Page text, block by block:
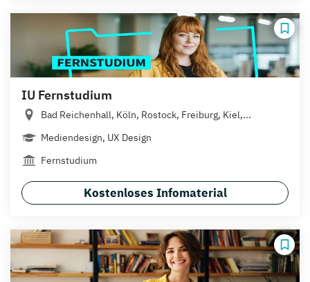
IU Fernstudium
Bad Reichenhall, Köln, Rostock, Freiburg, Kiel,...
Mediendesign, UX Design
Fernstudium
Kostenloses Infomaterial